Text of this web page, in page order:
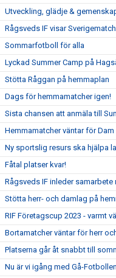
Utveckling, glädje &
Rågsveds IF visar
Sommarfotboll för alla
Lyckad Summer Camp på
Stötta Råggan på hemmaplan
Dags för hemmamatcher igen!
Sista chansen att anmäla till
Hemmamatcher väntar för Dam
Ny sportslig resurs ska hjälpa
Fåtal platser kvar!
Rågsveds IF inleder
Stötta herr- och damlag på
RIF Företagscup 2023 - varmt
Bortamatcher väntar för herr
Platserna går åt snabbt till
Nu är vi igång med Gå-Fotbollen